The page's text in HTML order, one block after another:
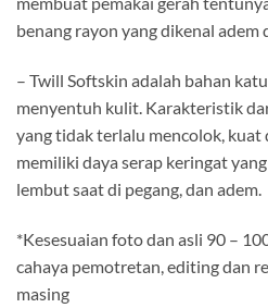
benang rayon yang dikenal adem
– Twill Softskin adalah bahan
menyentuh kulit. Karakteristik
yang tidak terlalu mencolok,
memiliki daya serap keringat
lembut saat di pegang, dan adem.
*Kesesuaian foto dan asli 90 –
cahaya pemotretan, editing dan
masing